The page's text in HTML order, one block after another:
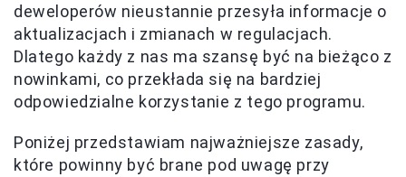
deweloperów nieustannie przesyła informacje o
aktualizacjach i zmianach w regulacjach.
Dlatego każdy z nas ma szansę być na bieżąco z
nowinkami, co przekłada się na bardziej
odpowiedzialne korzystanie z tego programu.
Poniżej przedstawiam najważniejsze zasady,
które powinny być brane pod uwagę przy